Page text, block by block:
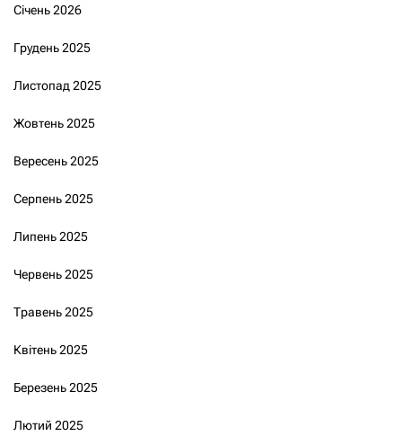
Січень 2026
Грудень 2025
Листопад 2025
Жовтень 2025
Вересень 2025
Серпень 2025
Липень 2025
Червень 2025
Травень 2025
Квітень 2025
Березень 2025
Лютий 2025